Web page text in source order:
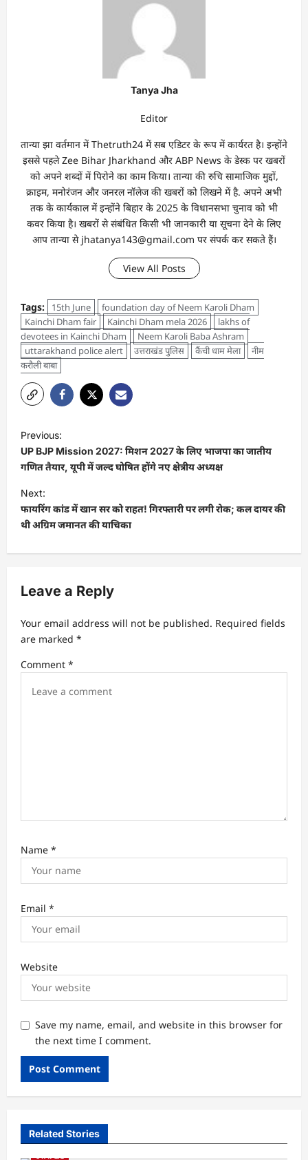
Tanya Jha
Editor
तान्‍या झा वर्तमान में Thetruth24 में सब एडिटर के रूप में कार्यरत है। इन्होंने
इससे पहले Zee Bihar Jharkhand और ABP News के डेस्क पर खबरों
को अपने शब्दों में पिरोने का काम किया। तान्‍या की रुचि सामाजिक मुद्दों,
क्राइम, मनोरंजन और जनरल नॉलेज की खबरों को लिखने में है. अपने अभी
तक के कार्यकाल में इन्होंने बिहार के 2025 के विधानसभा चुनाव को भी
कवर किया है। खबरों से संबंधित किसी भी जानकारी या सूचना देने के लिए
आप तान्‍या से jhatanya143@gmail.com पर संपर्क कर सकते हैं।
View All Posts
Tags: 15th June
foundation day of Neem Karoli Dham
Kainchi Dham fair
Kainchi Dham mela 2026
lakhs of
devotees in Kainchi Dham
Neem Karoli Baba Ashram
uttarakhand police alert
उत्तराखंड पुलिस कैंची धाम मेला
नीम
करौली बाबा
Previous:
UP BJP Mission 2027: मिशन 2027 के लिए भाजपा का जातीय
गणित तैयार, यूपी में जल्द घोषित होंगे नए क्षेत्रीय अध्यक्ष
Next:
फायरिंग कांड में खान सर को राहत! गिरफ्तारी पर लगी रोक; कल दायर की
थी अग्रिम जमानत की याचिका
Leave a Reply
Your email address will not be published. Required fields
are marked *
Comment *
Name *
Email *
Website
Save my name, email, and website in this browser for
the next time I comment.
Related Stories
उत्तराखंड